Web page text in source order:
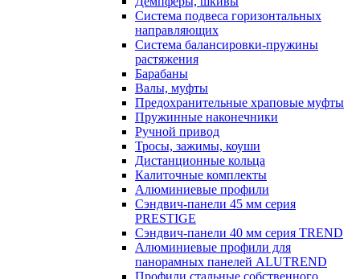
Система подвеса горизонтальных
направляющих
Система балансировки-пружины
растяжения
Барабаны
Валы, муфты
Предохранительные храповые муфты
Пружинные наконечники
Ручной привод
Тросы, зажимы, коуши
Дистанционные кольца
Калиточные комплекты
Алюминиевые профили
Сэндвич-панели 45 мм серия
PRESTIGE
Сэндвич-панели 40 мм серия TREND
Алюминиевые профили для
панорамных панелей ALUTREND
Профили стальные собственного